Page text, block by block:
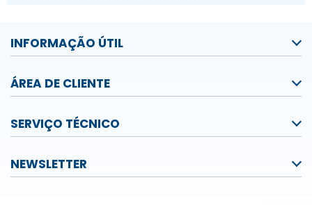
INFORMAÇÃO ÚTIL
ÁREA DE CLIENTE
SERVIÇO TÉCNICO
NEWSLETTER